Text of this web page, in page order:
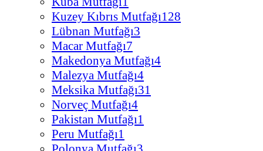
Kuzey Kıbrıs Mutfağı128
Lübnan Mutfağı3
Macar Mutfağı7
Makedonya Mutfağı4
Malezya Mutfağı4
Meksika Mutfağı31
Norveç Mutfağı4
Pakistan Mutfağı1
Peru Mutfağı1